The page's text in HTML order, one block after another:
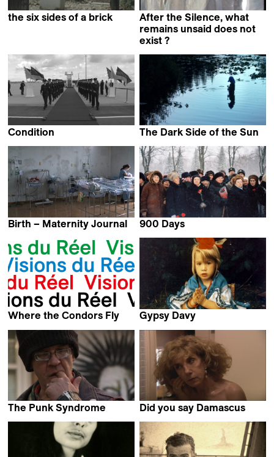
the six sides of a brick
After the Silence, what
remains unsaid does not
exist ?
Condition
The Dark Side of the Sun
Birth – Maternity Journal
900 Days
Where the Condors Fly
Gypsy Davy
The Punk Syndrome
Jukka Kärkkäinen
Did you say Damascus